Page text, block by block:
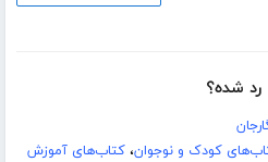
رد شده؟
کودک و نوجوان،کتاب‌های آموزش